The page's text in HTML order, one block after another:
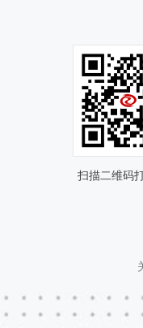
扫描二维码